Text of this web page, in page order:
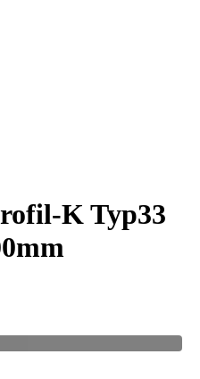
K Typ33